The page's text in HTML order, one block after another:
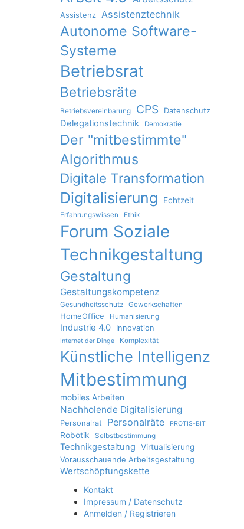
Assistenz Assistenztechnik
Autonome Software-
Systeme
Betriebsrat
Betriebsräte
Betriebsvereinbarung CPS Datenschutz
Delegationstechnik Demokratie
Der "mitbestimmte"
Algorithmus
Digitale Transformation
Digitalisierung Echtzeit
Erfahrungswissen Ethik
Forum Soziale
Technikgestaltung
Gestaltung
Gestaltungskompetenz
Gesundheitsschutz Gewerkschaften
HomeOffice Humanisierung
Industrie 4.0 Innovation
Internet der Dinge Komplexität
Künstliche Intelligenz
Mitbestimmung
mobiles Arbeiten
Nachholende Digitalisierung
Personalrat Personalräte PROTIS-BIT
Robotik Selbstbestimmung
Technikgestaltung
Virtualisierung
Vorausschauende Arbeitsgestaltung
Wertschöpfungskette
Kontakt
Impressum / Datenschutz
Anmelden / Registrieren